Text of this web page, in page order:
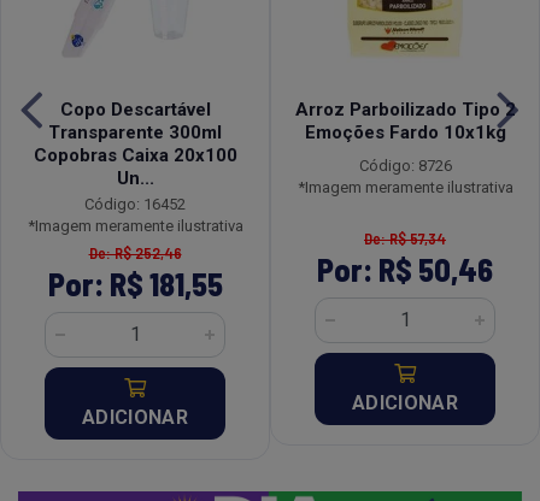
Copo Descartável
Transparente 300ml
Copobras Caixa 20x100
Un...
Código: 16452
*Imagem meramente ilustrativa
De: R$ 252,46
Por: R$ 181,55
ADICIONAR
Arroz Parboilizado Tipo 2
Emoções Fardo 10x1kg
Código: 8726
*Imagem meramente ilustrativa
De: R$ 57,34
Por: R$ 50,46
ADICIONAR